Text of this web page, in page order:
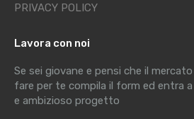
PRIVACY POLICY
Lavora con noi
Se sei giovane e pensi che il
fare per te compila il form ed entra
e ambizioso progetto